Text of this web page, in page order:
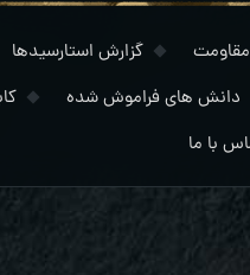
مقاومت گزارش استارسیدها
دانش های فراموش شده
با ما